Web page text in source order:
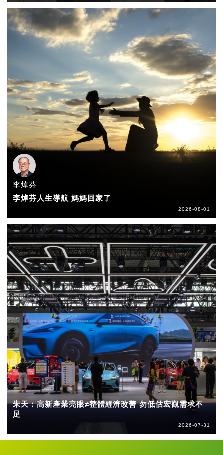
李焯芬
李焯芬人生導航 媽媽回家了
2026-08-01
朱天：高新產業亮眼≠整體經濟改善 勿低估宏觀需求不
足
2026-07-31